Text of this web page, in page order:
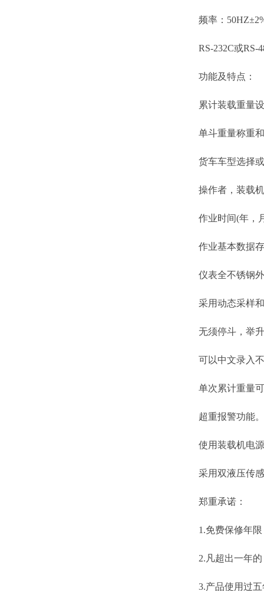
频率：
RS-232C或RS-
功能及特点：
累计装载重量设
单斗重量称重和
货车车型选择或
操作者，装载机
作业时间(年，月
作业基本数据存
仪表全不锈钢外
采用动态采样和
无须停斗，举升
可以中文录入不
单次累计重量可
超重报警功能。
使用装载机电源
采用双液压传感
郑重承诺：
1.免费保修年限
2.凡超出一年的
3.产品使用过五